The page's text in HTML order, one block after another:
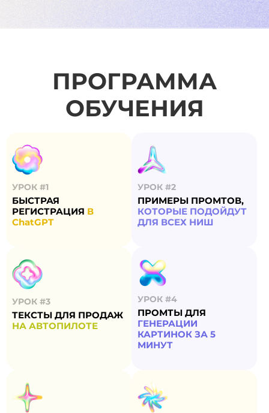
20
21
22
23
ПРОГРАММА
ОБУЧЕНИЯ
УРОК #1
БЫСТРАЯ
РЕГИСТРАЦИЯ В
ChatGPT
УРОК #2
ПРИМЕРЫ ПРОМТОВ,
КОТОРЫЕ ПОДОЙДУТ
ДЛЯ ВСЕХ НИШ
УРОК #3
ТЕКСТЫ ДЛЯ ПРОДАЖ
НА АВТОПИЛОТЕ
УРОК #4
ПРОМТЫ ДЛЯ
ГЕНЕРАЦИИ
КАРТИНОК ЗА 5
МИНУТ